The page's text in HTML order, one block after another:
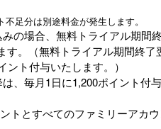
足分は別途料金が発生します。
の場合、無料トライアル期間
す。（無料トライアル期間終了
ント付与いたします。）
、毎月1日に1,200ポイント付与
トとすべてのファミリーアカ